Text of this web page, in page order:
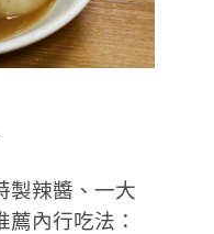
製辣醬、一大
內行吃法：